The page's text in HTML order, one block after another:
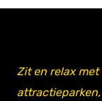
Zit en relax met